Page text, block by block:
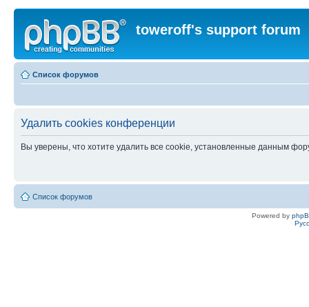
toweroff's support forum
Список форумов
Удалить cookies конференции
Вы уверены, что хотите удалить все cookie, установленные данным
Список форумов
Powered by